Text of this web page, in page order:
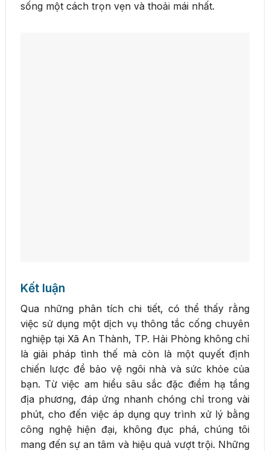
sống một cách trọn vẹn và thoải mái nhất.
Kết luận
Qua những phân tích chi tiết, có thể thấy rằng
việc sử dụng một dịch vụ thông tắc cống chuyên
nghiệp tại Xã An Thành, TP. Hải Phòng không chỉ
là giải pháp tình thế mà còn là một quyết định
chiến lược để bảo vệ ngôi nhà và sức khỏe của
bạn. Từ việc am hiểu sâu sắc đặc điểm hạ tầng
địa phương, đáp ứng nhanh chóng chỉ trong vài
phút, cho đến việc áp dụng quy trình xử lý bằng
công nghệ hiện đại, không đục phá, chúng tôi
mang đến sự an tâm và hiệu quả vượt trội. Những